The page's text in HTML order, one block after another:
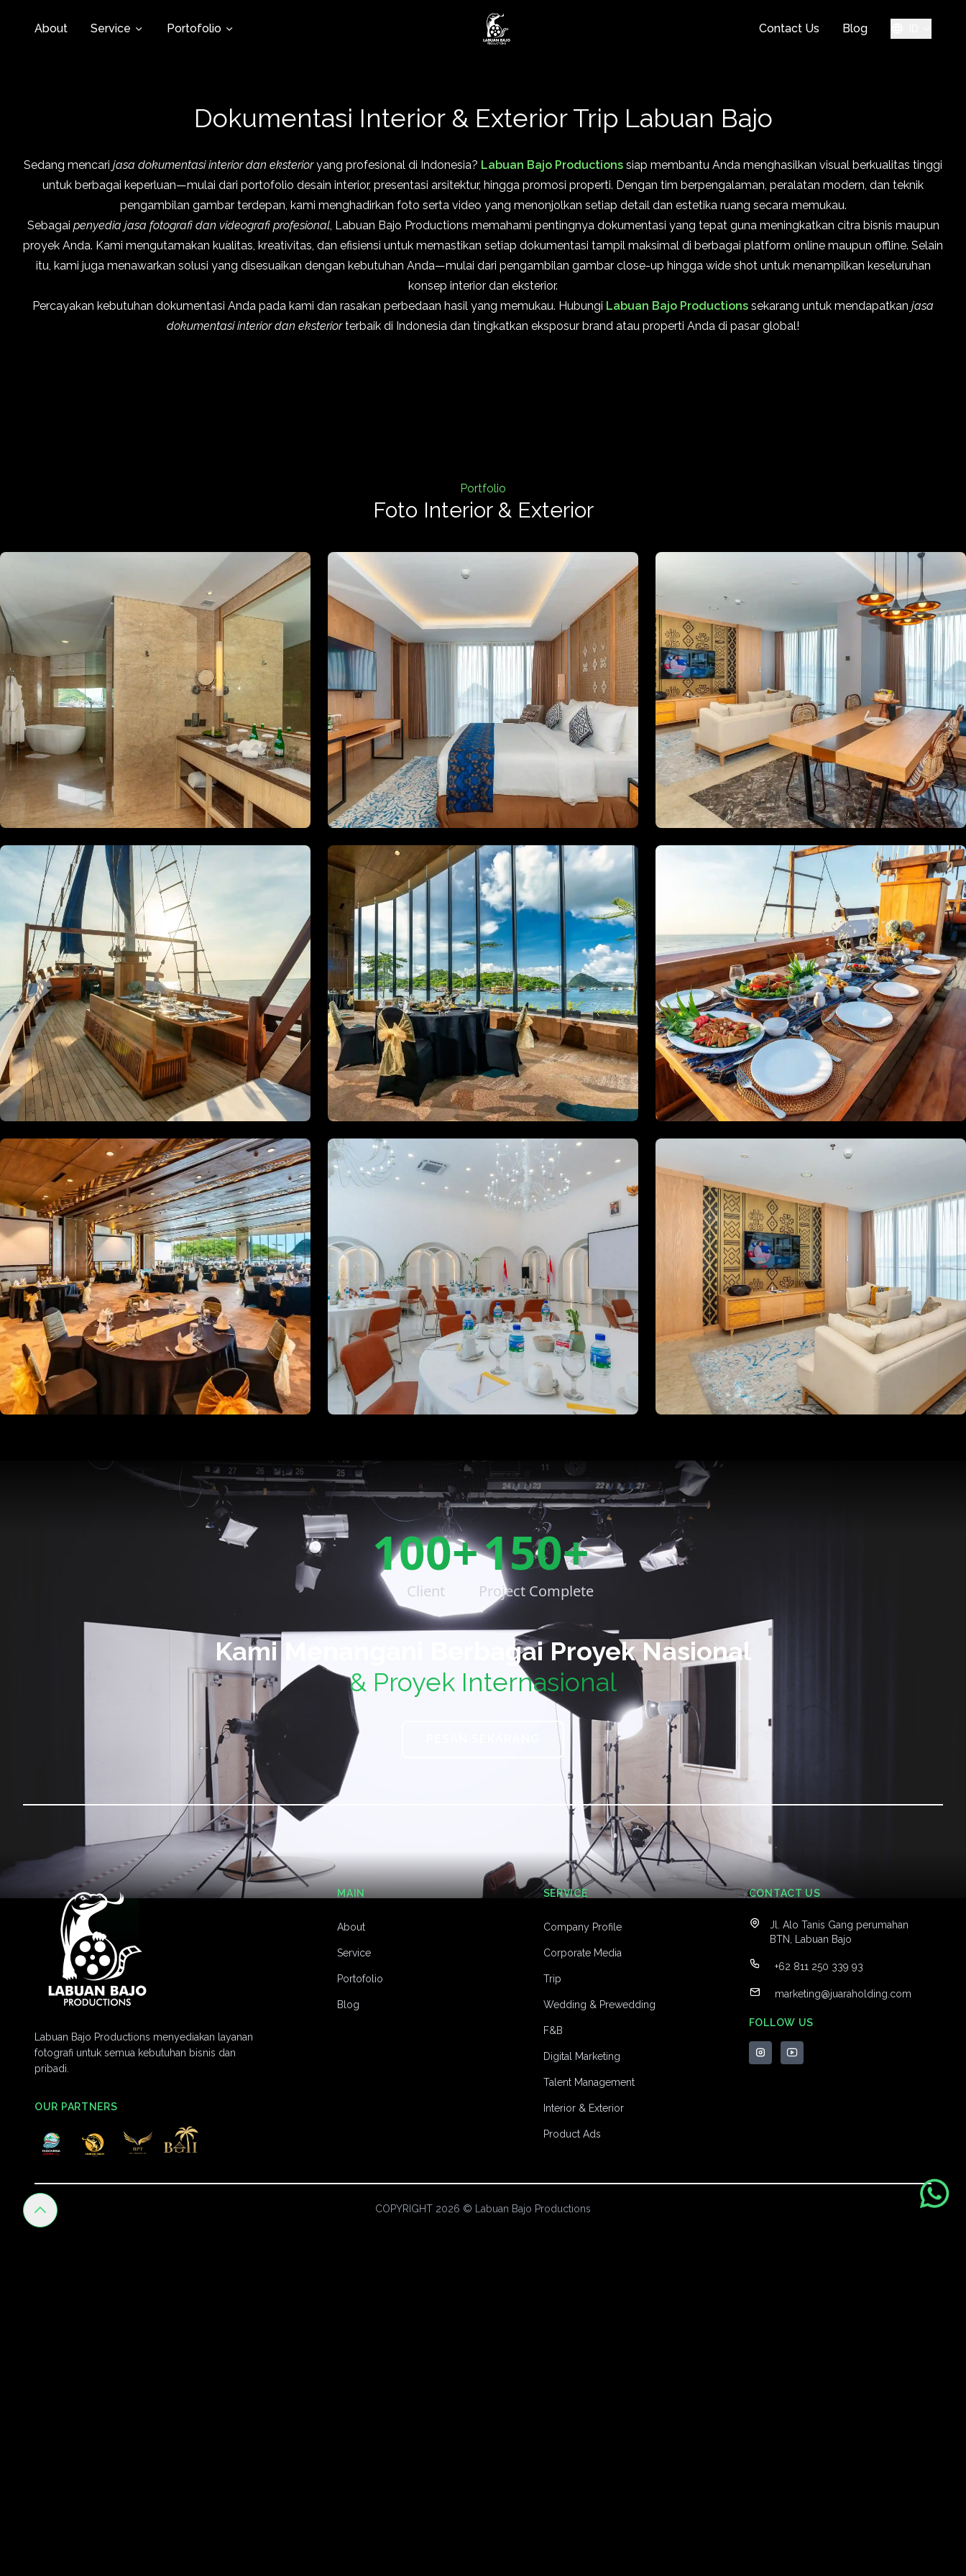
About Service Portofolio Contact Us Blog
Dokumentasi Interior & Exterior Trip Labuan Bajo
Sedang mencari jasa dokumentasi interior dan eksterioryang profesional di Indonesia? Labuan Bajo Productions siap membantu Anda menghasilkan visual berkualitas tinggi
untuk berbagai keperluan—mulai dari portofolio desain interior, presentasi arsitektur, hingga promosi properti. Dengan tim berpengalaman, peralatan modern, dan teknik
pengambilan gambar terdepan, kami menghadirkan foto serta video yang menonjolkan setiap detail dan estetika ruang secara memukau.
Sebagai penyedia jasa fotografi dan videografi profesional, Labuan Bajo Productions memahami pentingnya dokumentasi yang tepat guna meningkatkan citra bisnis maupun
proyek Anda. Kami mengutamakan kualitas, kreativitas, dan efisiensi untuk memastikan setiap dokumentasi tampil maksimal di berbagai platform online maupun offline. Selain
itu, kami juga menawarkan solusi yang disesuaikan dengan kebutuhan Anda—mulai dari pengambilan gambar close-up hingga wide shot untuk menampilkan keseluruhan
konsep interior dan eksterior.
Percayakan kebutuhan dokumentasi Anda pada kami dan rasakan perbedaan hasil yang memukau. Hubungi Labuan Bajo Productions sekarang untuk mendapatkan jasa
dokumentasi interior dan eksteriorterbaik di Indonesia dan tingkatkan eksposur brand atau properti Anda di pasar global!
Portfolio
Foto Interior & Exterior
100+
Client
150+
Project Complete
Kami Menangani Berbagai Proyek Nasional
& Proyek Internasional
Labuan Bajo Productions menyediakan layanan
fotografi untuk semua kebutuhan bisnis dan
pribadi.
OUR PARTNERS
MAIN
About
Service
Portofolio
Blog
SERVICE
Company Profile
Corporate Media
Trip
Wedding & Prewedding
F&B
Digital Marketing
Talent Management
Interior & Exterior
Product Ads
CONTACT US
Jl. Alo Tanis Gang perumahan
BTN, Labuan Bajo
+62 811 250 339 93
marketing@juaraholding.com
FOLLOW US
COPYRIGHT 2026 © Labuan Bajo Productions